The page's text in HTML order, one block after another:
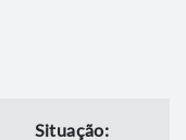
Situação: